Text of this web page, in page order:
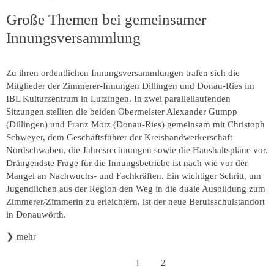
Große Themen bei gemeinsamer
Innungsversammlung
Zu ihren ordentlichen Innungsversammlungen trafen sich die
Mitglieder der Zimmerer-Innungen Dillingen und Donau-Ries im
IBL Kulturzentrum in Lutzingen. In zwei parallellaufenden
Sitzungen stellten die beiden Obermeister Alexander Gumpp
(Dillingen) und Franz Motz (Donau-Ries) gemeinsam mit Christoph
Schweyer, dem Geschäftsführer der Kreishandwerkerschaft
Nordschwaben, die Jahresrechnungen sowie die Haushaltspläne vor.
Drängendste Frage für die Innungsbetriebe ist nach wie vor der
Mangel an Nachwuchs- und Fachkräften. Ein wichtiger Schritt, um
Jugendlichen aus der Region den Weg in die duale Ausbildung zum
Zimmerer/Zimmerin zu erleichtern, ist der neue Berufsschulstandort
in Donauwörth.
❯ mehr
1 2